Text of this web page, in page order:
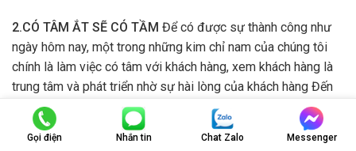
2.CÓ TÂM ẮT SẼ CÓ TẦM Để có được sự thành công như
ngày hôm nay, một trong những kim chỉ nam của chúng tôi
chính là làm việc có tâm với khách hàng, xem khách hàng là
trung tâm và phát triển nhờ sự hài lòng của khách hàng Đến
với OroKingAuto, bạn sẽ không chỉ được trải nghiệm sự
nhiệt tình của nhân viên từ khâu tư vấn, mua hàng đến những
chế độ hậu mãi sau khi mua hàng: - Chuyên viên tư vấn nhiệt
Gọi điện Nhắn tin Chat Zalo Messenger